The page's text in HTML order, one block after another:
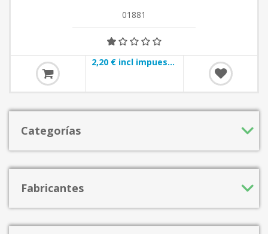
01881
2,20 € incl impuestos
Categorías
Fabricantes